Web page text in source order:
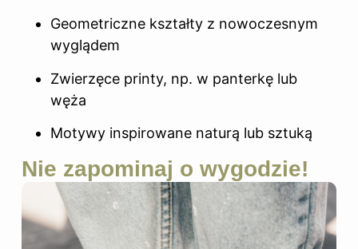
Geometriczne kształty z nowoczesnym
wyglądem
Zwierzęce printy, np. w panterkę lub
węża
Motywy inspirowane naturą lub sztuką
Nie zapominaj o wygodzie!